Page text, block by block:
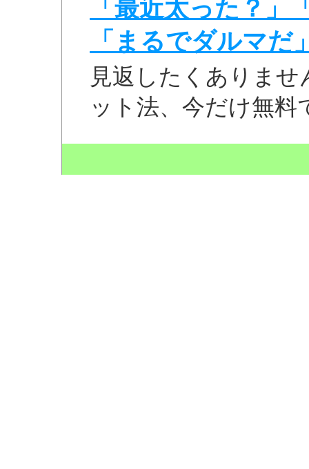
「最近太った？
「まるでダルマだ
見返したくありま
ット法、今だけ無料